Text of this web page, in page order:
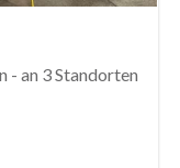
- an 3 Standorten